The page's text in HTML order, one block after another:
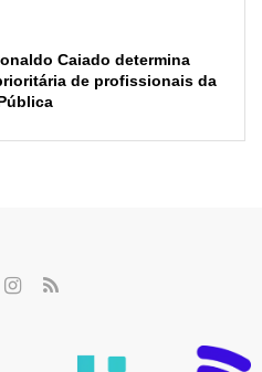
Caiado determina
de profissionais da